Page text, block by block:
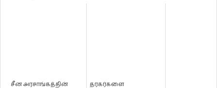
சீன அரசாங்கத்தின்
தரகர்களை